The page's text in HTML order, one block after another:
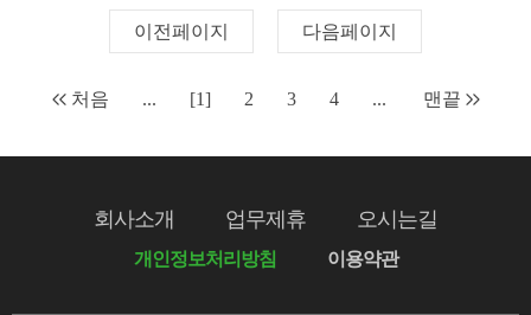
이전페이지 다음페이지
처음 ... [1] 2 3 4 ... 맨끝
회사소개 업무제휴 오시는길
개인정보처리방침 이용약관